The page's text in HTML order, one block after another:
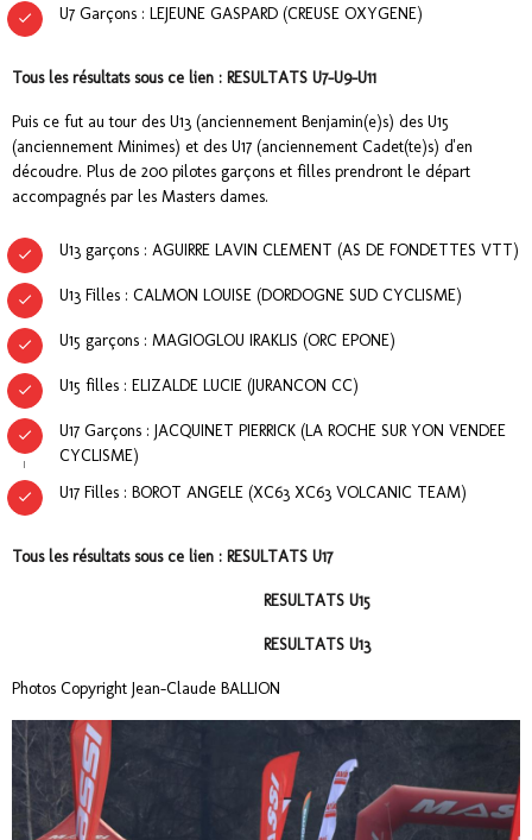
U7 Garçons : LEJEUNE GASPARD (CREUSE OXYGENE)
Tous les résultats sous ce lien : RESULTATS U7-U9-U11
Puis ce fut au tour des U13 (anciennement Benjamin(e)s) des U15
(anciennement Minimes) et des U17 (anciennement Cadet(te)s) d'en
découdre. Plus de 200 pilotes garçons et filles prendront le départ
accompagnés par les Masters dames.
U13 garçons : AGUIRRE LAVIN CLEMENT (AS DE FONDETTES VTT)
U13 Filles : CALMON LOUISE (DORDOGNE SUD CYCLISME)
U15 garçons : MAGIOGLOU IRAKLIS (ORC EPONE)
U15 filles : ELIZALDE LUCIE (JURANCON CC)
U17 Garçons : JACQUINET PIERRICK (LA ROCHE SUR YON VENDEE
CYCLISME)
U17 Filles : BOROT ANGELE (XC63 XC63 VOLCANIC TEAM)
Tous les résultats sous ce lien : RESULTATS U17
RESULTATS U15
RESULTATS U13
Photos Copyright Jean-Claude BALLION